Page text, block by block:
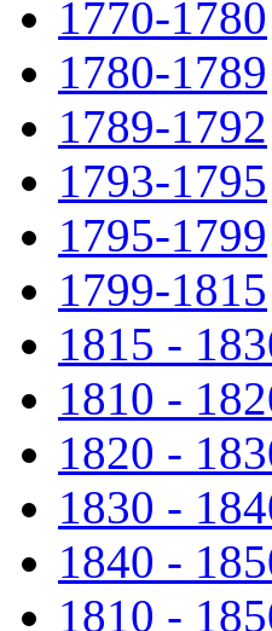
1770-1780
1780-1789
1789-1792
1793-1795
1795-1799
1799-1815
1815 -
1810 -
1820 -
1830 -
1840 -
1810 -